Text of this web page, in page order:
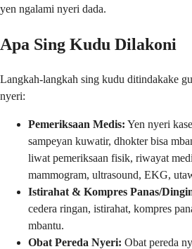
yen ngalami nyeri dada.
Apa Sing Kudu Dilakoni
Langkah-langkah sing kudu ditindakake
nyeri:
Pemeriksaan Medis: Yen nyeri
sampeyan kuwatir, dhokter bisa
liwat pemeriksaan fisik, riwayat
mammogram, ultrasound, EKG,
Istirahat & Kompres Panas/
cedera ringan, istirahat, kompres
mbantu.
Obat Pereda Nyeri: Obat pereda